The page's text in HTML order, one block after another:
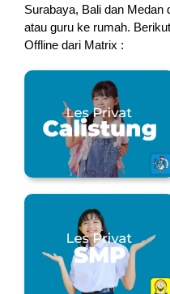
Surabaya, Bali dan Medan
atau guru ke rumah.
Offline dari Matrix :